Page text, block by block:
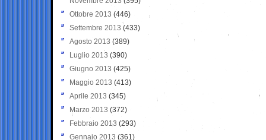
Ottobre 2013 (446)
Settembre 2013 (433)
Agosto 2013 (389)
Luglio 2013 (390)
Giugno 2013 (425)
Maggio 2013 (413)
Aprile 2013 (345)
Marzo 2013 (372)
Febbraio 2013 (293)
Gennaio 2013 (361)